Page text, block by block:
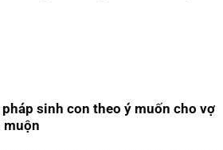
pháp sinh con theo ý muốn cho vợ
muộn